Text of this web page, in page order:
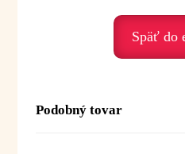
• stres – harmonizuje
• psychické vyčerpanie –
• emocionálnu nestabilitu
Duchovné
Späť do
Podobný tovar